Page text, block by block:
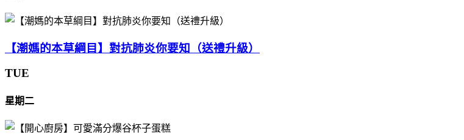
【潮媽的本草綱目】對抗肺炎你要知（送禮升級）
TUE
星期二